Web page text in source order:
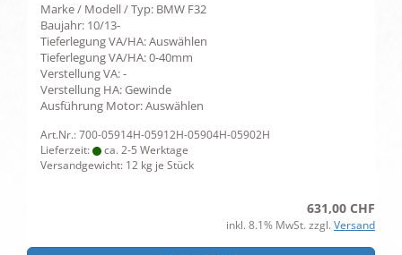
Marke / Modell / Typ: BMW F32
Baujahr: 10/13-
Tieferlegung VA/HA: Auswählen
Tieferlegung VA/HA: 0-40mm
Verstellung VA: -
Verstellung HA: Gewinde
Ausführung Motor: Auswählen
Art.Nr.: 700-05914H-05912H-05904H-05902H
Lieferzeit:
ca. 2-5 Werktage
Versandgewicht: 12 kg je Stück
631,00 CHF
inkl. 8.1% MwSt. zzgl. Versand